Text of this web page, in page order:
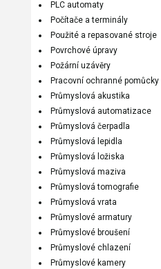
PLC automaty
Počítače a terminály
Použité a repasované stroje
Povrchové úpravy
Požární uzávěry
Pracovní ochranné pomůcky
Průmyslová akustika
Průmyslová automatizace
Průmyslová čerpadla
Průmyslová lepidla
Průmyslová ložiska
Průmyslová maziva
Průmyslová tomografie
Průmyslová vrata
Průmyslové armatury
Průmyslové broušení
Průmyslové chlazení
Průmyslové kamery